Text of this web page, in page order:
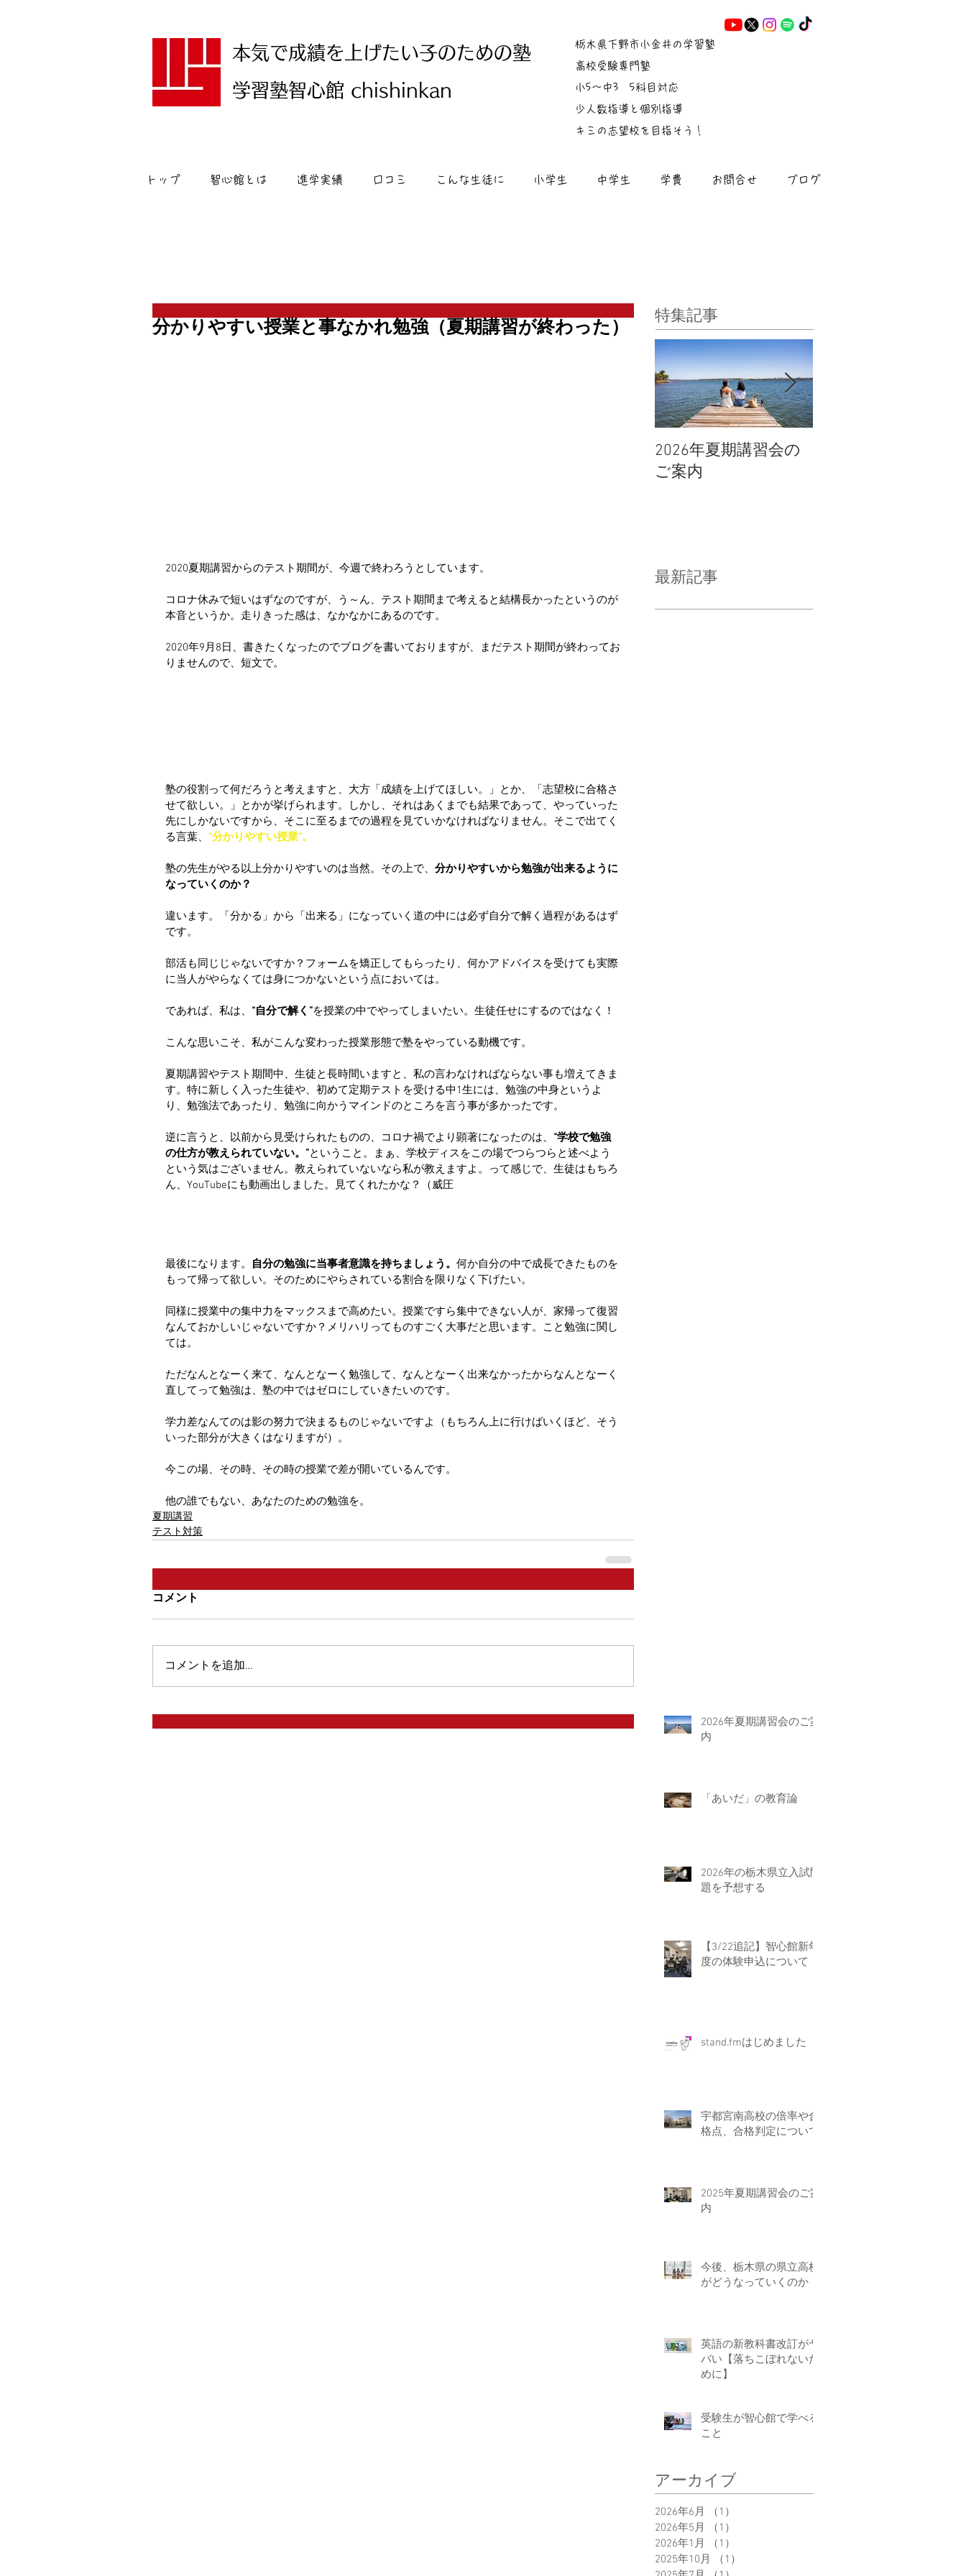
本気で成績を上げたい子のための塾
学習塾智心館 chishinkan
栃木県下野市小金井の学習塾
高校受験専門塾
小5～中3 5科目対応
少人数指導と個別指導
キミの志望校を目指そう！
トップ 智心館とは 進学実績 口コミ こんな生徒に 小学生 中学生 学費 お問合せ ブログ
分かりやすい授業と事なかれ勉強（夏期講習が終わった）
2020夏期講習からのテスト期間が、今週で終わろうとしています。
コロナ休みで短いはずなのですが、う～ん、テスト期間まで考えると結構長かったというのが
本音というか。走りきった感は、なかなかにあるのです。
2020年9月8日、書きたくなったのでブログを書いておりますが、まだテスト期間が終わってお
りませんので、短文で。
塾の役割って何だろうと考えますと、大方「成績を上げてほしい。」とか、「志望校に合格さ
せて欲しい。」とかが挙げられます。しかし、それはあくまでも結果であって、やっていった
先にしかないですから、そこに至るまでの過程を見ていかなければなりません。そこで出てく
る言葉、 “分かりやすい授業”。
塾の先生がやる以上分かりやすいのは当然。その上で、 分かりやすいから勉強が出来るように
なっていくのか？
違います。「分かる」から「出来る」になっていく道の中には必ず自分で解く過程があるはず
です。
部活も同じじゃないですか？フォームを矯正してもらったり、何かアドバイスを受けても実際
に当人がやらなくては身につかないという点においては。
であれば、私は、 “自分で解く”を授業の中でやってしまいたい。生徒任せにするのではなく！
こんな思いこそ、私がこんな変わった授業形態で塾をやっている動機です。
夏期講習やテスト期間中、生徒と長時間いますと、私の言わなければならない事も増えてきま
す。特に新しく入った生徒や、初めて定期テストを受ける中1生には、勉強の中身というよ
り、勉強法であったり、勉強に向かうマインドのところを言う事が多かったです。
逆に言うと、以前から見受けられたものの、コロナ禍でより顕著になったのは、 “学校で勉強
の仕方が教えられていない。”ということ。まぁ、学校ディスをこの場でつらつらと述べよう
という気はございません。教えられていないなら私が教えますよ。って感じで、生徒はもちろ
ん、YouTubeにも動画出しました。見てくれたかな？（威圧
最後になります。 自分の勉強に当事者意識を持ちましょう。 何か自分の中で成長できたものを
もって帰って欲しい。そのためにやらされている割合を限りなく下げたい。
同様に授業中の集中力をマックスまで高めたい。授業ですら集中できない人が、家帰って復習
なんておかしいじゃないですか？メリハリってものすごく大事だと思います。こと勉強に関し
ては。
ただなんとなーく来て、なんとなーく勉強して、なんとなーく出来なかったからなんとなーく
直してって勉強は、塾の中ではゼロにしていきたいのです。
学力差なんてのは影の努力で決まるものじゃないですよ（もちろん上に行けばいくほど、そう
いった部分が大きくはなりますが）。
今この場、その時、その時の授業で差が開いているんです。
他の誰でもない、あなたのための勉強を。
夏期講習
テスト対策
コメント
コメントを追加…
特集記事
2026年夏期講習会の
ご案内
最新記事
2026年夏期講習会のご案
内
「あいだ」の教育論
2026年の栃木県立入試問
題を予想する
【3/22追記】智心館新年
度の体験申込について
stand.fmはじめました
宇都宮南高校の倍率や合
格点、合格判定について
2025年夏期講習会のご案
内
今後、栃木県の県立高校
がどうなっていくのか
英語の新教科書改訂がヤ
バい【落ちこぼれないた
めに】
受験生が智心館で学べる
こと
アーカイブ
2026年6月 （1）
2026年5月
（1）
2026年1月
（1）
2025年10月
（1）